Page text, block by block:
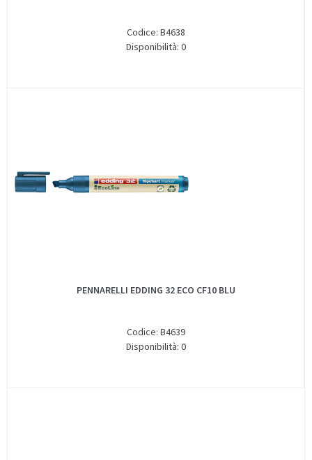
Codice: B4638
Disponibilità: 0
PENNARELLI EDDING 32 ECO CF10 BLU
Codice: B4639
Disponibilità: 0